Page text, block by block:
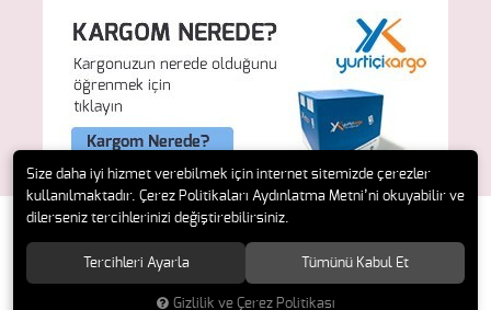
© 2018 Fresh Ecza. Tüm hakları saklıdır.
Size daha iyi hizmet verebilmek için internet sitemizde çerezler
kullanılmaktadır. Çerez Politikaları Aydınlatma Metni’ni okuyabilir ve
dilerseniz tercihlerinizi değiştirebilirsiniz.
Tercihleri Ayarla Tümünü Kabul Et
Gizlilik ve Çerez Politikası